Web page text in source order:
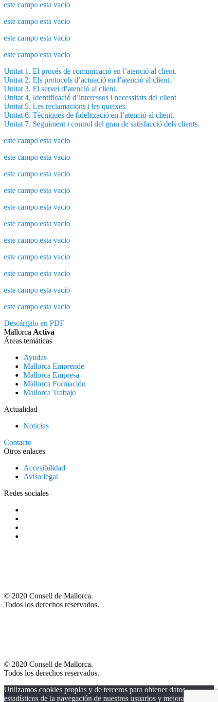
este campo esta vacio
este campo esta vacio
este campo esta vacio
este campo esta vacio
Unitat 1. El procés de comunicació en l’atenció al client.
Unitat 2. Els protocols d’actuació en l’atenció al client.
Unitat 3. El servei d’atenció al client.
Unitat 4. Identificació d’interessos i necessitats del client
Unitat 5. Les reclamacions i les queixes.
Unitat 6. Tècniques de fidelització en l’atenció al client.
Unitat 7. Seguiment i control del grau de satisfacció dels clients.
este campo esta vacio
este campo esta vacio
este campo esta vacio
este campo esta vacio
este campo esta vacio
este campo esta vacio
este campo esta vacio
este campo esta vacio
este campo esta vacio
este campo esta vacio
este campo esta vacio
Descárgalo en PDF
Mallorca Activa
Áreas temáticas
Ayudas
Mallorca Emprende
Mallorca Empresa
Mallorca Formación
Mallorca Trabajo
Actualidad
Noticias
Contacto
Otros enlaces
Accesibilidad
Aviso legal
Redes sociales
© 2020 Consell de Mallorca.
Todos los derechos reservados.
© 2020 Consell de Mallorca.
Todos los derechos reservados.
Utilizamos cookies propias y de terceros para obtener datos
estadísticos de la navegación de nuestros usuarios y mejorar nuestros